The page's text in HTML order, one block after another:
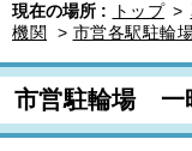
現在の場所 : トップ >
機関
> 市営各駅駐輪
市営駐輪場 一